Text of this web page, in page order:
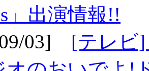
」出演情報!!
03] [テレビ